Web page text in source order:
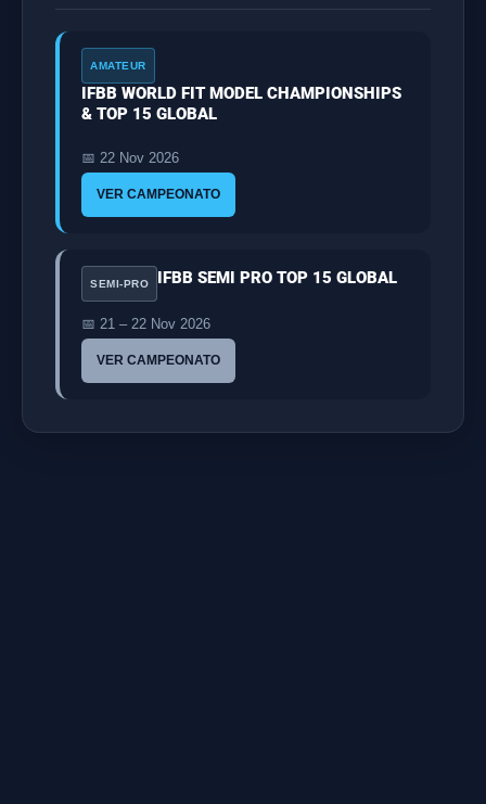
AMATEUR
IFBB WORLD FIT MODEL CHAMPIONSHIPS
& TOP 15 GLOBAL
📅 22 Nov 2026
VER CAMPEONATO
SEMI-PRO IFBB SEMI PRO TOP 15 GLOBAL
📅 21 – 22 Nov 2026
VER CAMPEONATO